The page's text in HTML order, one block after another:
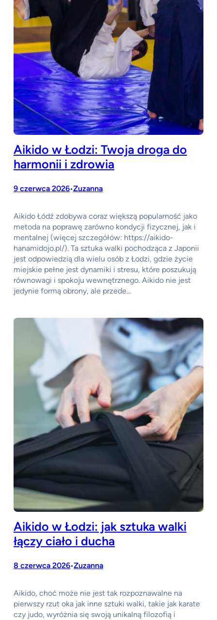
Aikido w Łodzi: Twoja droga do
harmonii i zdrowia
9 czerwca 2026•Zuzanna
Aikido Łódź zdobywa coraz większą popularność jako
metoda na poprawę zarówno kondycji fizycznej, jak i
mentalnej (więcej szczegółów: https://aikido-
hanamidojo.pl/). Ta sztuka walki pochodząca z Japonii
jest odpowiedzią dla wielu osób z Łodzi, gdzie życie
miejskie pełne jest dynamiki i stresu, które poszukują
równowagi i spokoju wewnętrznego. Aikido nie jest
jedynie formą obrony, ale przede…
Aikido w Łodzi: jak sztuka walki
łączy ciało i ducha
8 czerwca 2026•Zuzanna
Aikido, choć może nie jest tak rozpoznawalne na
pierwszy rzut oka jak inne sztuki walki, takie jak karate
czy judo, wyróżnia się swoją unikalną filozofią i